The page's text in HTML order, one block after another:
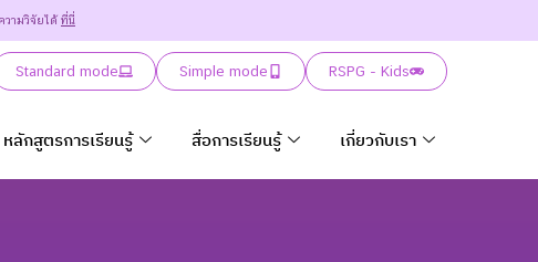
วามวิจัยได้ ที่นี่
Standard mode Simple mode RSPG - Kids
หลักสูตรการเรียนรู้ สื่อการเรียนรู้ เกี่ยวกับเรา